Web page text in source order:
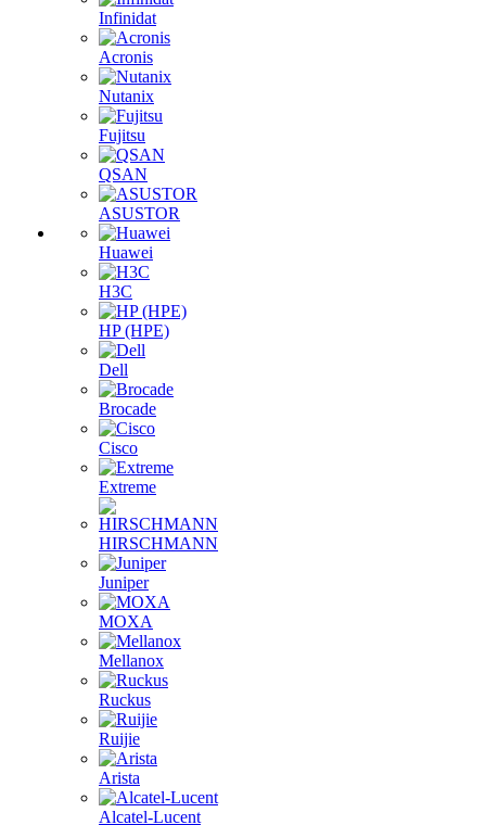
Infinidat
Acronis
Nutanix
Fujitsu
QSAN
ASUSTOR
Huawei
H3C
HP (HPE)
Dell
Brocade
Cisco
Extreme
HIRSCHMANN
Juniper
MOXA
Mellanox
Ruckus
Ruijie
Arista
Alcatel-Lucent